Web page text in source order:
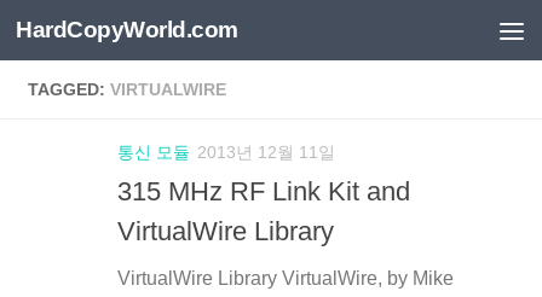
Skip to content
HardCopyWorld.com
TAGGED: VIRTUALWIRE
통신 모듈 2013년 12월 11일
315 MHz RF Link Kit and
VirtualWire Library
VirtualWire Library VirtualWire, by Mike